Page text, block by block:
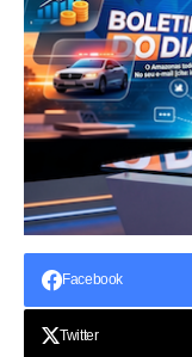
Facebook
Twitter